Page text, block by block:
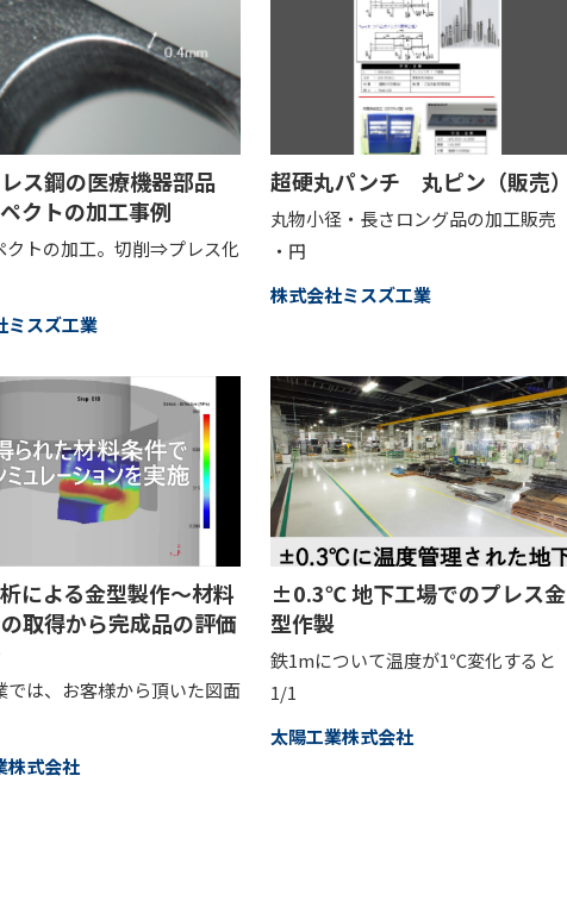
ス鋼の医療機器部品
クトの加工事例
クトの加工。切削⇒プレス化
ミスズ工業
超硬丸パンチ 丸ピン（販売）
丸物小径・長さロング品の加工販売
・円
株式会社ミスズ工業
による金型製作～材料
取得から完成品の評価
では、お客様から頂いた図面
株式会社
±0.3℃ 地下工場でのプレス金
型作製
鉄1mについて温度が1℃変化すると
1/1
太陽工業株式会社